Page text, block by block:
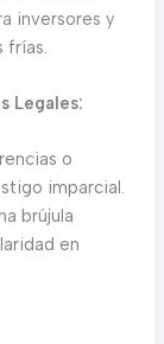
inversores y
frías.
Legales:
o
imparcial.
brújula
en